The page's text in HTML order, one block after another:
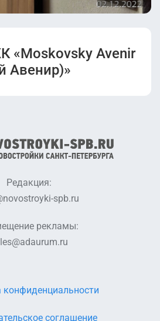
«Moskovsky Avenir
Авенир)»
Редакция:
spb.ru
рекламы:
соглашение
конфиденциальности